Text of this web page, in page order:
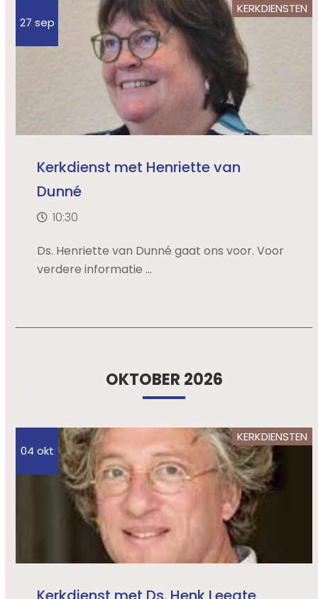
27 sep
KERKDIENSTEN
Kerkdienst met Henriette van
Dunné
10:30
Ds. Henriette van Dunné gaat ons voor. Voor
verdere informatie ...
OKTOBER 2026
04 okt
KERKDIENSTEN